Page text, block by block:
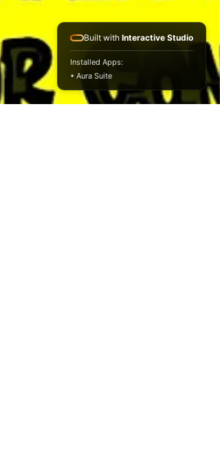
Built with Interactive Studio
Installed Apps:
• Aura Suite